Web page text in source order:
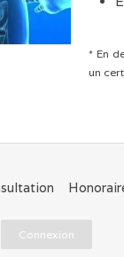
* En
un
Connexion